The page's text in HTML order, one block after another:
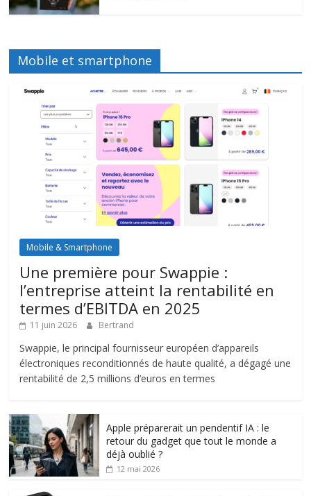
Mobile et smartphone
Mobile & Smartphone
Une première pour Swappie :
l’entreprise atteint la rentabilité en
termes d’EBITDA en 2025
11 juin 2026 Bertrand
Swappie, le principal fournisseur européen d’appareils
électroniques reconditionnés de haute qualité, a dégagé une
rentabilité de 2,5 millions d’euros en termes
Apple préparerait un pendentif IA : le
retour du gadget que tout le monde a
déjà oublié ?
12 mai 2026